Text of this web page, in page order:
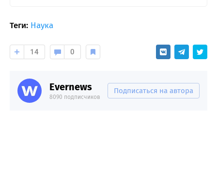
Теги: Наука
14 0
Evernews
8090 подписчиков
Подписаться на автора